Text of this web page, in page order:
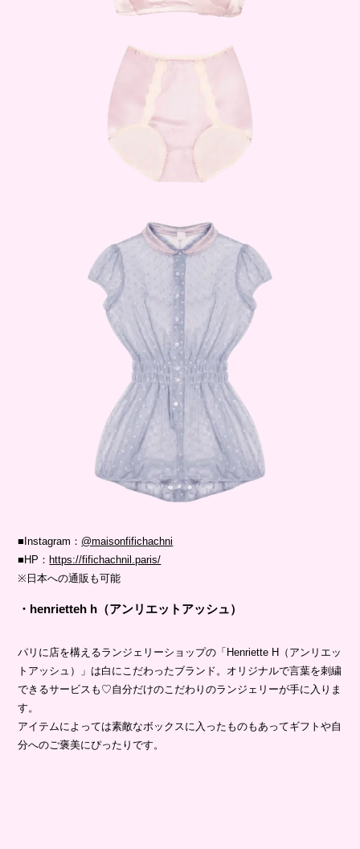
■Instagram： @maisonfifichachni
■HP： https://fifichachnil.paris/
※日本への通販も可能
・henrietteh h（アンリエットアッシュ）
パリに店を構えるランジェリーショップの「 Henriette H（アンリエッ
トアッシュ）」は白にこだわったブランド。オリジナルで言葉を刺繍
できるサービスも♡自分だけのこだわりのランジェリーが手に入りま
す。
アイテムによっては素敵なボックスに入ったものもあってギフトや自
分へのご褒美にぴったりです。